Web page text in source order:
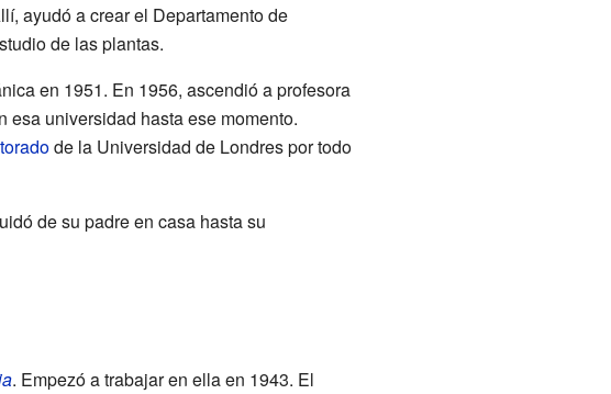
ayudó a crear el Departamento de
de las plantas.
en 1951. En 1956, ascendió a profesora
universidad hasta ese momento.
de la Universidad de Londres por todo
de su padre en casa hasta su
. Empezó a trabajar en ella en 1943. El